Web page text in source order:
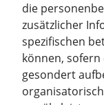
die
zusätzlicher
spezifischen
können,
gesondert